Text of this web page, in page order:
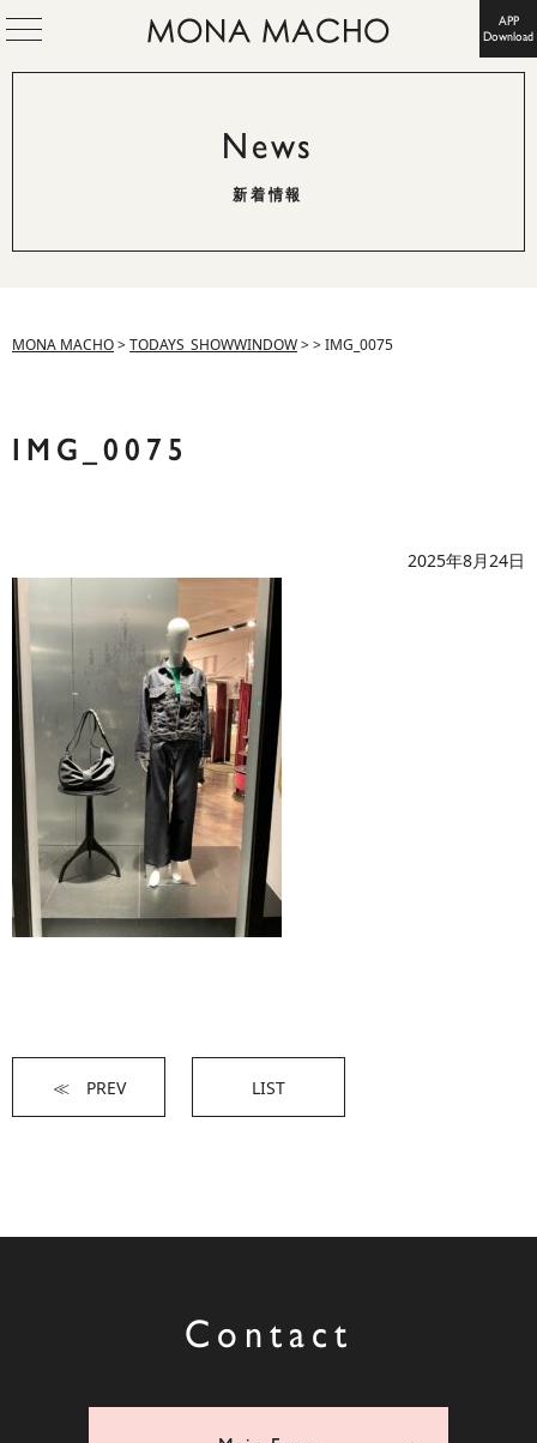
APP
Download
News
新着情報
MONA MACHO>TODAYS_SHOWWINDOW>>IMG_0075
IMG_0075
2025年8月24日
≪ PREV LIST
Contact